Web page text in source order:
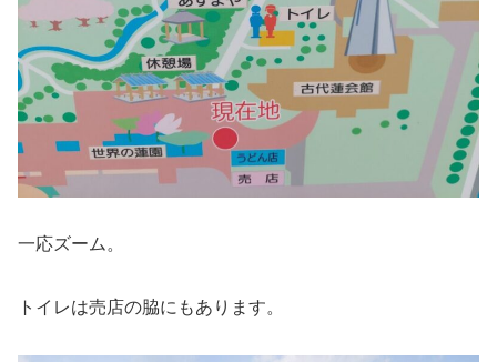
一応ズーム。
トイレは売店の脇にもあります。